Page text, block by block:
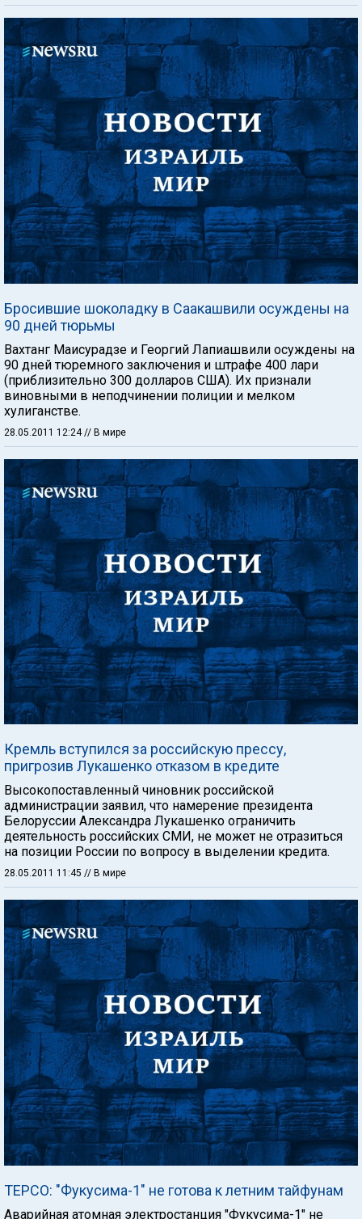
Бросившие шоколадку в Саакашвили осуждены на
90 дней тюрьмы
Вахтанг Маисурадзе и Георгий Лапиашвили осуждены на
90 дней тюремного заключения и штрафе 400 лари
(приблизительно 300 долларов США). Их признали
виновными в неподчинении полиции и мелком
хулиганстве.
28.05.2011 12:24 // В мире
Кремль вступился за российскую прессу,
пригрозив Лукашенко отказом в кредите
Высокопоставленный чиновник российской
администрации заявил, что намерение президента
Белоруссии Александра Лукашенко ограничить
деятельность российских СМИ, не может не отразиться
на позиции России по вопросу в выделении кредита.
28.05.2011 11:45 // В мире
ТЕРСО: "Фукусима-1" не готова к летним тайфунам
Аварийная атомная электростанция "Фукусима-1" не